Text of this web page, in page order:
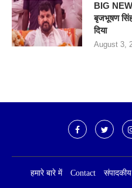
BIG
बृजभूषण
दिया
August 3,
हमारे बारे में Contact संपादकीय